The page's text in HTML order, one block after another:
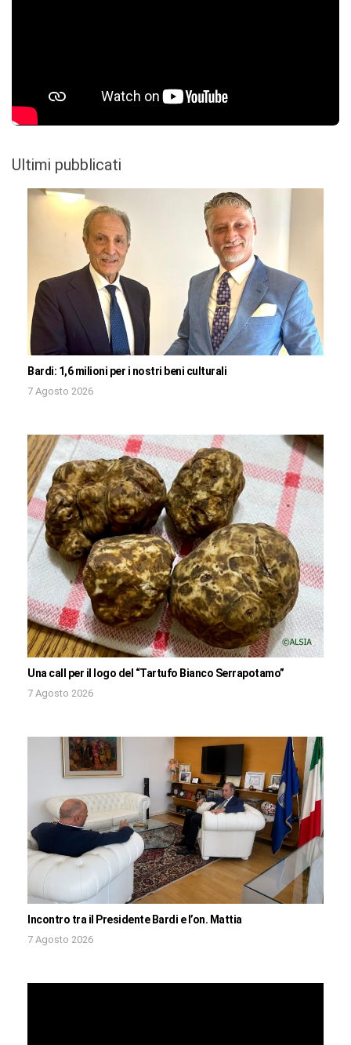
Ultimi pubblicati
Bardi: 1,6 milioni per i nostri beni culturali
7 Agosto 2026
Una call per il logo del “Tartufo Bianco Serrapotamo”
7 Agosto 2026
Incontro tra il Presidente Bardi e l’on. Mattia
7 Agosto 2026